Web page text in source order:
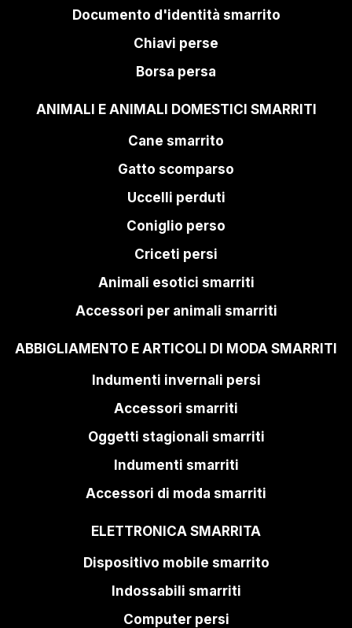
Documento d'identità smarrito
Chiavi perse
Borsa persa
ANIMALI E ANIMALI DOMESTICI SMARRITI
Cane smarrito
Gatto scomparso
Uccelli perduti
Coniglio perso
Criceti persi
Animali esotici smarriti
Accessori per animali smarriti
ABBIGLIAMENTO E ARTICOLI DI MODA SMARRITI
Indumenti invernali persi
Accessori smarriti
Oggetti stagionali smarriti
Indumenti smarriti
Accessori di moda smarriti
ELETTRONICA SMARRITA
Dispositivo mobile smarrito
Indossabili smarriti
Computer persi